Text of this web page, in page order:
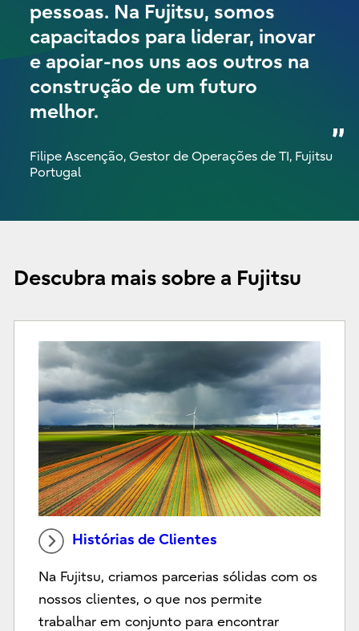
pessoas. Na Fujitsu, somos
capacitados para liderar, inovar
e apoiar-nos uns aos outros na
construção de um futuro
melhor.
Filipe Ascenção, Gestor de Operações de TI, Fujitsu
Portugal
Descubra mais sobre a Fujitsu
Histórias de Clientes
Na Fujitsu, criamos parcerias sólidas com os
nossos clientes, o que nos permite
trabalhar em conjunto para encontrar